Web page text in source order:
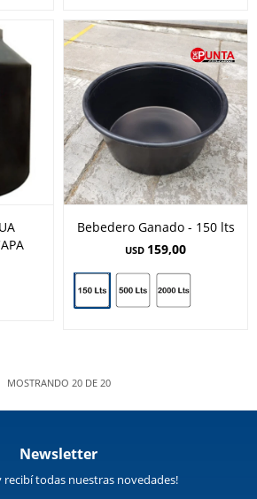
Bebedero Ganado - 150 lts
USD 159,00
MOSTRANDO 20DE 20
Newsletter
recibí todas nuestras novedades!